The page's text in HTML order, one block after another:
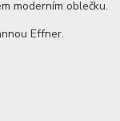
moderním oblečku.
Effner.